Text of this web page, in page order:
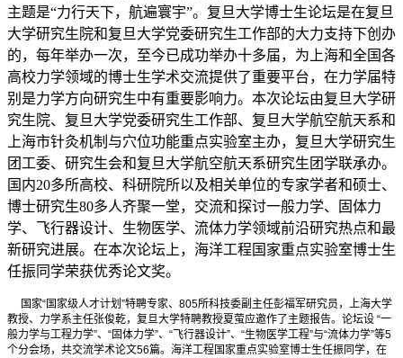
主题是“力行天下，航遍寰宇”。复旦大学博士生论坛是在复旦
大学研究生院和复旦大学党委研究生工作部的大力支持下创办
的，每年举办一次，至今已成功举办十多届，为上海和全国各
高校力学领域的博士生学术交流提供了重要平台，在力学届特
别是力学方向研究生中有重要影响力。本次论坛由复旦大学研
究生院、复旦大学党委研究生工作部、复旦大学航空航天系和
上海市针灸机制与穴位功能重点实验室主办，复旦大学研究生
团工委、研究生会和复旦大学航空航天系研究生团学联承办。
国内20多所高校、科研院所以及相关单位的专家学者和硕士、
博士研究生80多人齐聚一堂，交流和探讨一般力学、固体力
学、飞行器设计、生物医学、流体力学领域前沿研究热点和最
新研究进展。在本次论坛上，海洋工程国家重点实验室博士生
任振同学荣获优秀论文奖。
国家“国家级人才计划”特聘专家、805所科技委副主任彭福军研究员，上海大学
教授、力学系主任张俊乾，复旦大学特聘教授夏萤应邀作了主题报告。论坛设 “一
般力学与工程力学”、“固体力学”、“飞行器设计”、“生物医学工程”与“流体力学”等5
个分会场，共交流学术论文56篇。海洋工程国家重点实验室博士生任振同学，在